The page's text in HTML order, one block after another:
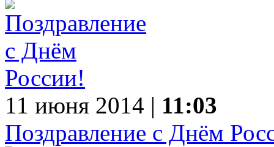
11 июня 2014 | 11:03
Поздравление с Днём